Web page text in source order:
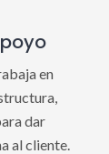
en
dar
al cliente.